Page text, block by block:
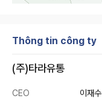
Thông tin công ty
(주)타라유통
CEO
이재수